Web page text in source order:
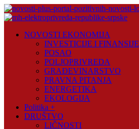
Skip
to
Plus
NOVOSTI EKONOMIJA
INVESTICIJE I FINANSIJE
POSAO
POLJOPRIVREDA
GRAĐEVINARSTVO
PRAVNA PITANJA
ENERGETIKA
EKOLOGIJA
Politika +
DRUŠTVO
LIČNOSTI